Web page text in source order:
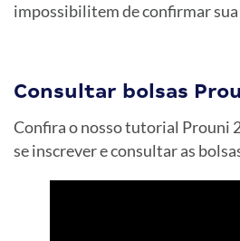
impossibilitem de confirmar
Consultar bolsas
Confira o nosso tutorial Prouni
se inscrever e consultar as